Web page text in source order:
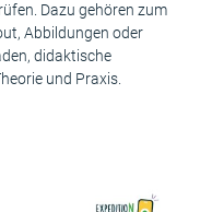
Dazu gehören zum
Abbildungen oder
didaktische
und Praxis.